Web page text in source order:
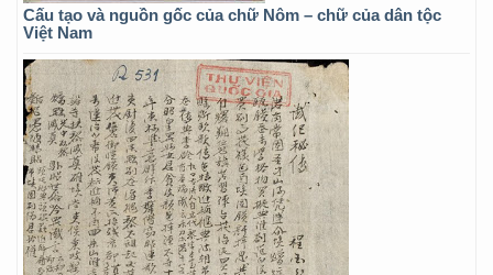
Cấu tạo và nguồn gốc của chữ Nôm – chữ của dân tộc
Việt Nam